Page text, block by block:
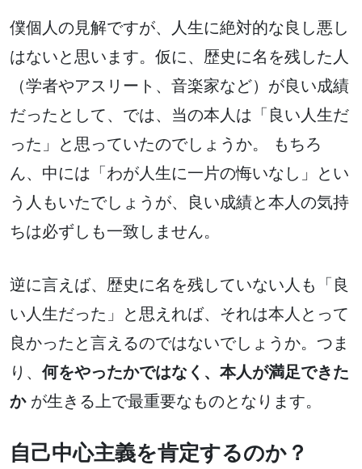
僕個人の見解ですが、人生に絶対的な良し悪し
はないと思います。仮に、歴史に名を残した人
（学者やアスリート、音楽家など）が良い成績
だったとして、では、当の本人は「良い人生だ
った」と思っていたのでしょうか。 もちろ
ん、中には「わが人生に一片の悔いなし」とい
う人もいたでしょうが、良い成績と本人の気持
ちは必ずしも一致しません。
逆に言えば、歴史に名を残していない人も「良
い人生だった」と思えれば、それは本人とって
良かったと言えるのではないでしょうか。つま
り、何をやったかではなく、本人が満足できた
かが生きる上で最重要なものとなります。
自己中心主義を肯定するのか？